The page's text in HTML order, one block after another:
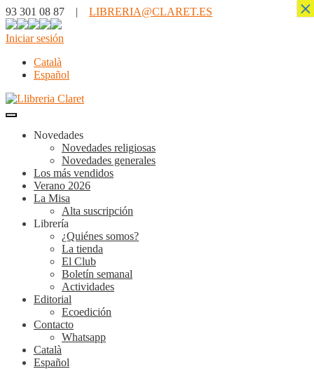
93 301 08 87 | LIBRERIA@CLARET.ES
Iniciar sesión
Català
Español
Novedades
Novedades religiosas
Novedades generales
Los más vendidos
Verano 2026
La Misa
Alta suscripción
Librería
¿Quiénes somos?
La tienda
El Club
Boletín semanal
Actividades
Editorial
Ecoedición
Contacto
Whatsapp
Català
Español
×